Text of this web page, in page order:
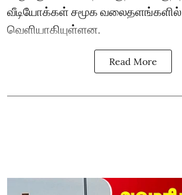
வீடியோக்கள் சமூக வலைதளங்களில்
வெளியாகியுள்ளன.
Read More